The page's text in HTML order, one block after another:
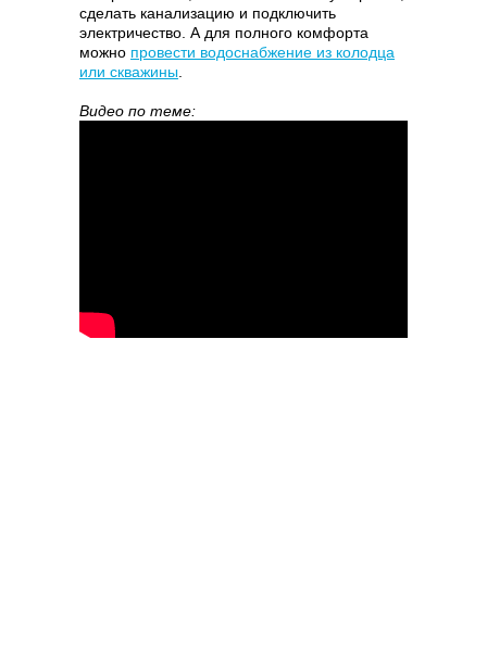
сделать канализацию и подключить
электричество. А для полного комфорта
можно провести водоснабжение из колодца
или скважины.
Видео по теме: